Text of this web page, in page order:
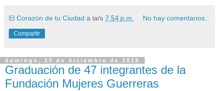
El Corazón de tu Ciudad a la/s 7:54 p.m. No hay comentarios.:
Compartir
domingo, 23 de diciembre de 2018
Graduación de 47 integrantes de la
Fundación Mujeres Guerreras